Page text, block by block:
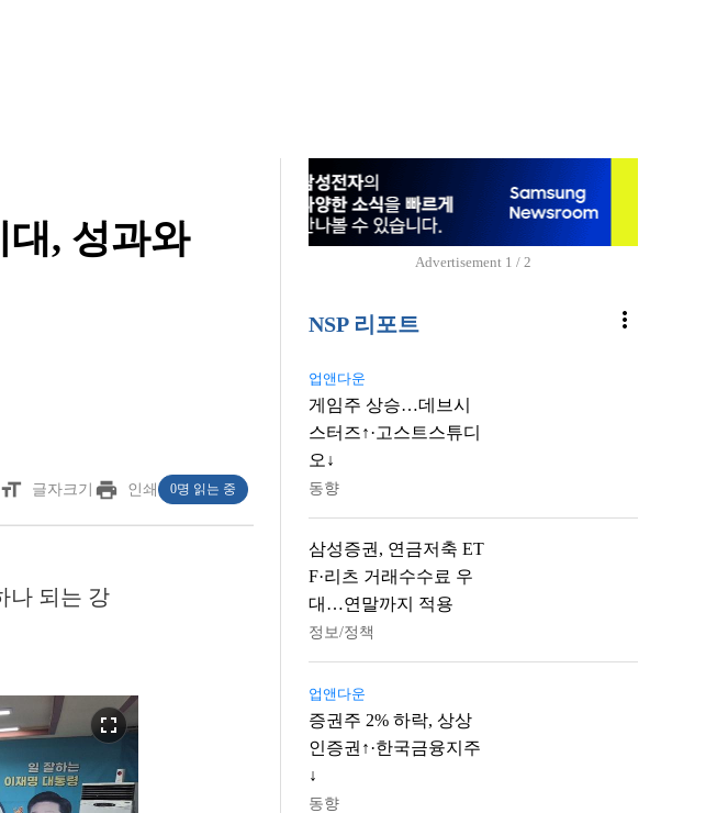
, 성과와
format_size 글자크기 print 인쇄 0명 읽는 중
나 되는 강
fullscreen
Advertisement 1 / 2
NSP 리포트 more_vert
업앤다운
게임주 상승…데브시
스터즈↑·고스트스튜디
오↓
동향
삼성증권, 연금저축 ET
F·리츠 거래수수료 우
대…연말까지 적용
정보/정책
업앤다운
증권주 2% 하락, 상상
인증권↑·한국금융지주
↓
동향